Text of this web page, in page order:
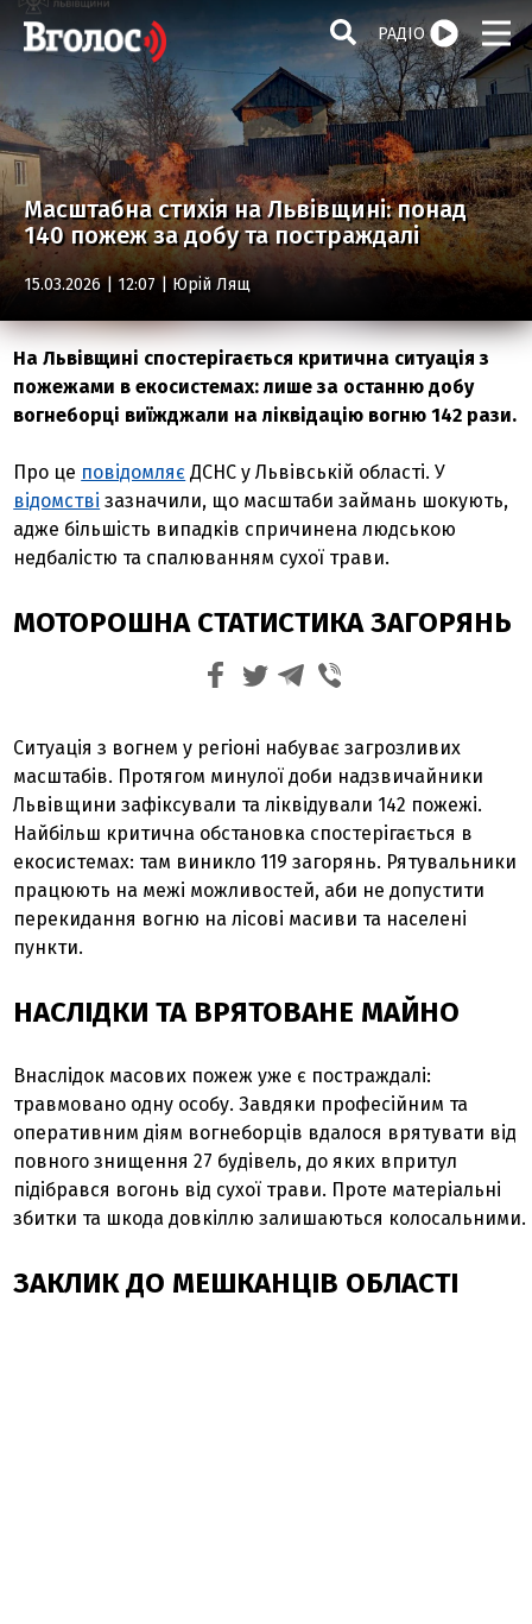
РАДІО
Масштабна стихія на Львівщині: понад
140 пожеж за добу та постраждалі
15.03.2026 | 12:07 |Юрій Лящ
На Львівщині спостерігається критична ситуація з
пожежами в екосистемах: лише за останню добу
вогнеборці виїжджали на ліквідацію вогню 142 рази.
Про це повідомляє ДСНС у Львівській області. У
відомстві зазначили, що масштаби займань шокують,
адже більшість випадків спричинена людською
недбалістю та спалюванням сухої трави.
МОТОРОШНА СТАТИСТИКА ЗАГОРЯНЬ
Ситуація з вогнем у регіоні набуває загрозливих
масштабів. Протягом минулої доби надзвичайники
Львівщини зафіксували та ліквідували 142 пожежі.
Найбільш критична обстановка спостерігається в
екосистемах: там виникло 119 загорянь. Рятувальники
працюють на межі можливостей, аби не допустити
перекидання вогню на лісові масиви та населені
пункти.
НАСЛІДКИ ТА ВРЯТОВАНЕ МАЙНО
Внаслідок масових пожеж уже є постраждалі:
травмовано одну особу. Завдяки професійним та
оперативним діям вогнеборців вдалося врятувати від
повного знищення 27 будівель, до яких впритул
підібрався вогонь від сухої трави. Проте матеріальні
збитки та шкода довкіллю залишаються колосальними.
ЗАКЛИК ДО МЕШКАНЦІВ ОБЛАСТІ